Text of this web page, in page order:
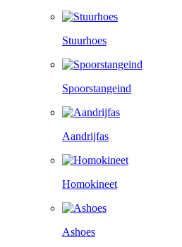
Stuurhoes
Spoorstangeind
Aandrijfas
Homokineet
Ashoes